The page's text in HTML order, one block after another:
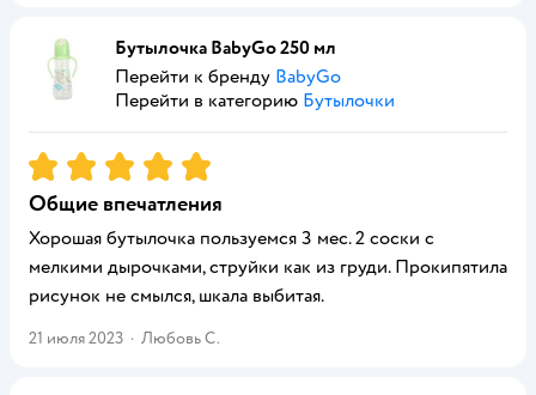
Бутылочка BabyGo 250 мл
Перейти к бренду BabyGo
Перейти в категорию Бутылочки
Рейтинг:5
Общие впечатления
Хорошая бутылочка пользуемся 3 мес. 2 соски с
мелкими дырочками, струйки как из груди. Прокипятила
рисунок не смылся, шкала выбитая.
21 июля 2023 · Любовь С.